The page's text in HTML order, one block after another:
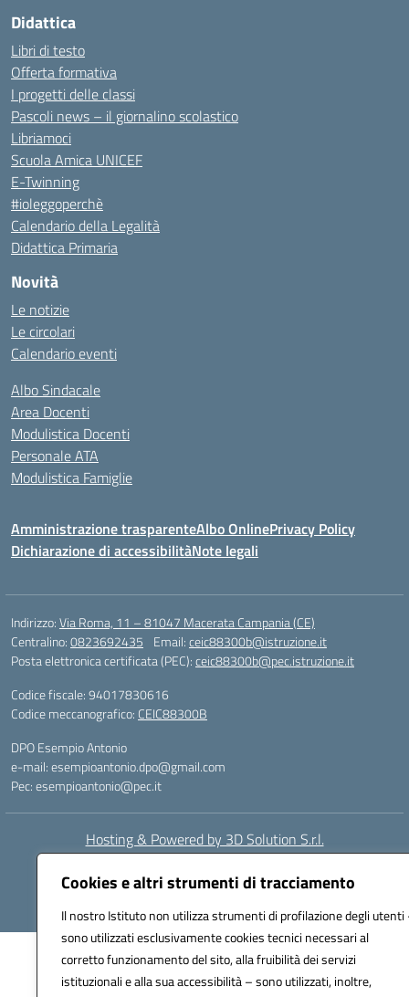
Cookies e altri strumenti di tracciamento
Il nostro Istituto non utilizza strumenti di profilazione degli utenti
sono utilizzati esclusivamente cookies tecnici necessari al
corretto funzionamento del sito, alla fruibilità dei servizi
istituzionali e alla sua accessibilità – sono utilizzati, inoltre,
Didattica
Libri di testo
Offerta formativa
I progetti delle classi
Pascoli news – il giornalino scolastico
Libriamoci
Scuola Amica UNICEF
E-Twinning
#ioleggoperchè
Calendario della Legalità
Didattica Primaria
Novità
Le notizie
Le circolari
Calendario eventi
Albo Sindacale
Area Docenti
Modulistica Docenti
Personale ATA
Modulistica Famiglie
Amministrazione trasparenteAlbo OnlinePrivacy Policy
Dichiarazione di accessibilitàNote legali
Indirizzo:Via Roma, 11 – 81047 Macerata Campania (CE)
Centralino:0823692435 Email:ceic88300b@istruzione.it
Posta elettronica certificata (PEC):ceic88300b@pec.istruzione.it
Codice fiscale: 94017830616
Codice meccanografico: CEIC88300B
DPO Esempio Antonio
e-mail: esempioantonio.dpo@gmail.com
Pec: esempioantonio@pec.it
Hosting & Powered by 3D Solution S.r.l.
Concept & Design by Designers Italia